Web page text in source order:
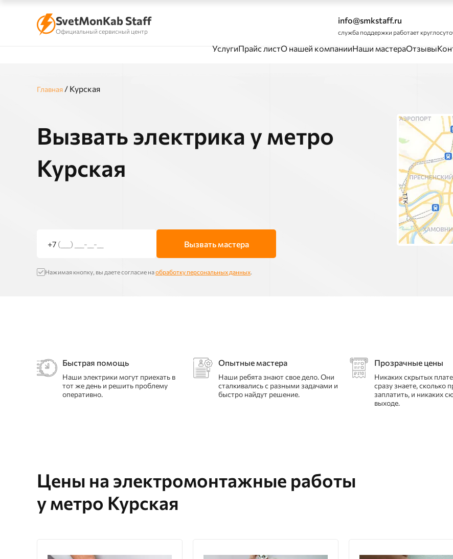
SvetMonKab Staff
Официальный сервисный центр
info@smkstaff.ru
служба поддержки работает
УслугиПрайс листО нашей компанииНаши мастераОтзывы
Главная / Курская
Вызвать электрика у метро
Курская
+7 (___) ___-__-__ Вызвать мастера
Нажимая кнопку, вы даете согласие наобработку персональных данных.
Быстрая помощь
Наши электрики могут приехать в
тот же день и решить проблему
оперативно.
Опытные мастера
Наши ребята знают свое дело. Они
сталкивались с разными задачами и
быстро найдут решение.
Прозрачные цены
Никаких скрытых
сразу знаете, сколько
заплатить, и никаких
выходе.
Цены на электромонтажные работы
у метро Курская